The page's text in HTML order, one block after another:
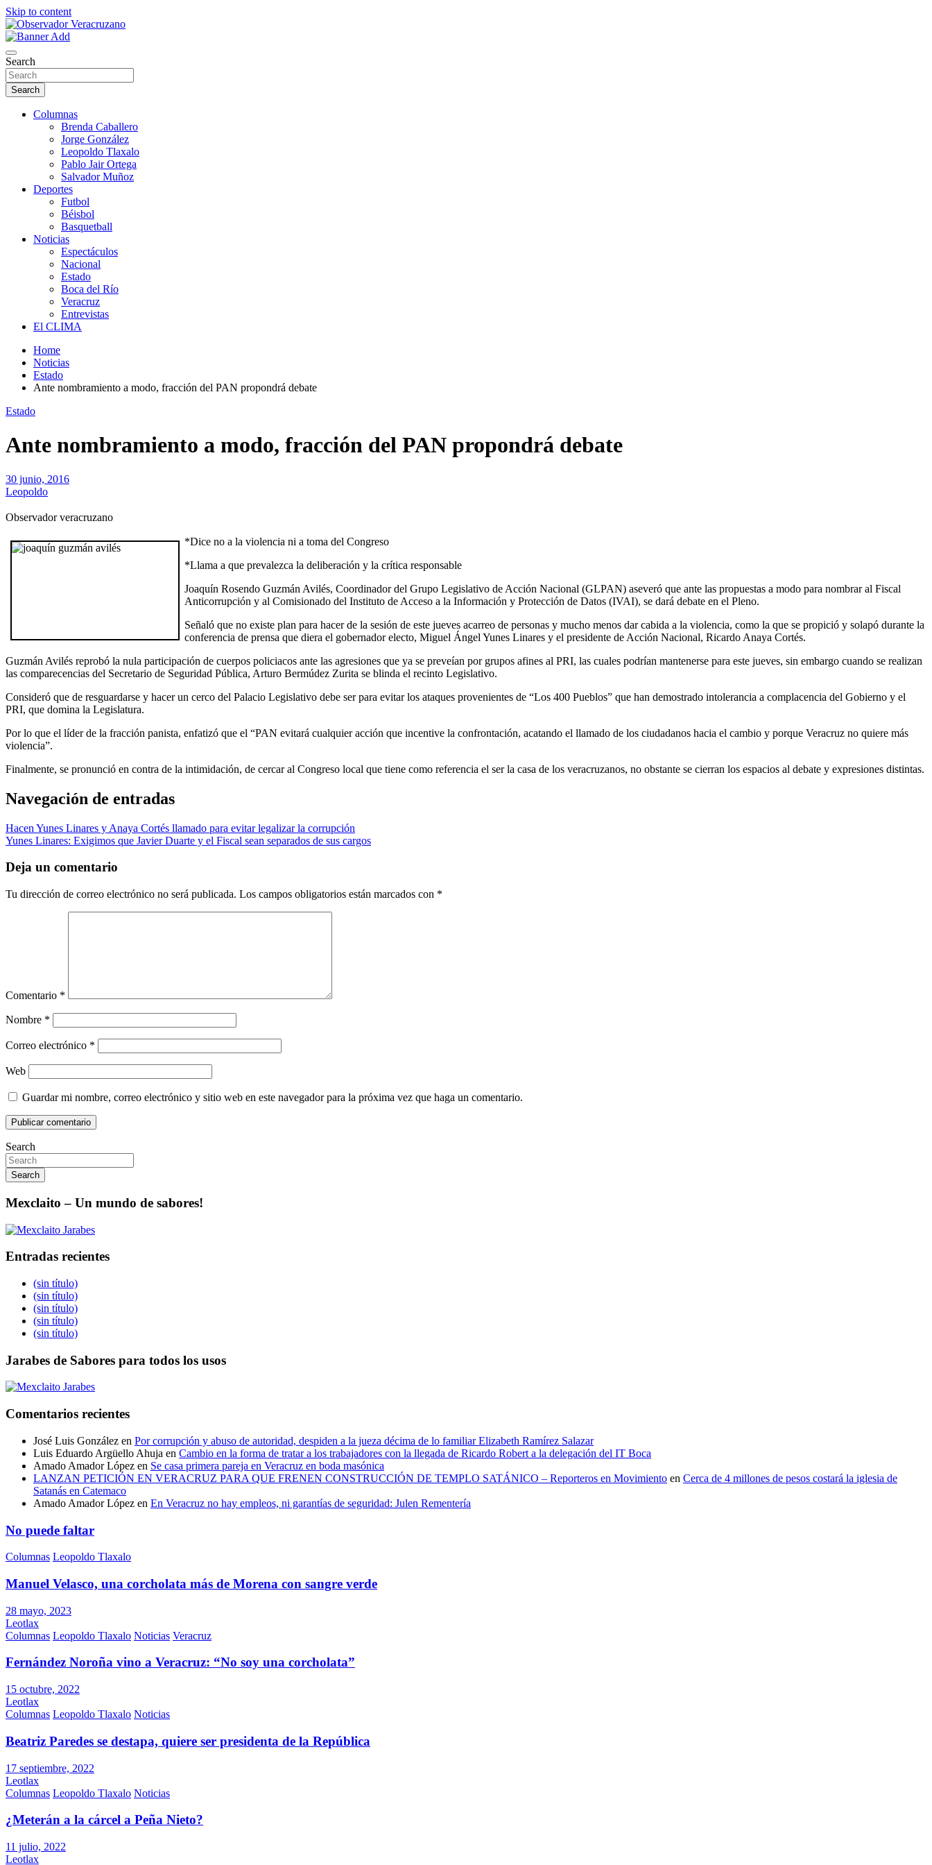
Skip to content
Observador Veracruzano
Search
Search
Columnas
Brenda Caballero
Jorge González
Leopoldo Tlaxalo
Pablo Jair Ortega
Salvador Muñoz
Deportes
Futbol
Béisbol
Basquetball
Noticias
Espectáculos
Nacional
Estado
Boca del Río
Veracruz
Entrevistas
El CLIMA
Home
Noticias
Estado
Ante nombramiento a modo, fracción del PAN propondrá debate
Estado
Ante nombramiento a modo, fracción del PAN propondrá debate
30 junio, 2016
Leopoldo
Observador veracruzano
*Dice no a la violencia ni a toma del Congreso
*Llama a que prevalezca la deliberación y la crítica responsable
Joaquín Rosendo Guzmán Avilés, Coordinador del Grupo Legislativo de Acción Nacional (GLPAN) aseveró que ante las propuestas a modo para nombrar al Fiscal
Anticorrupción y al Comisionado del Instituto de Acceso a la Información y Protección de Datos (IVAI), se dará debate en el Pleno.
Señaló que no existe plan para hacer de la sesión de este jueves acarreo de personas y mucho menos dar cabida a la violencia, como la que se propició y solapó durante la
conferencia de prensa que diera el gobernador electo, Miguel Ángel Yunes Linares y el presidente de Acción Nacional, Ricardo Anaya Cortés.
Guzmán Avilés reprobó la nula participación de cuerpos policiacos ante las agresiones que ya se preveían por grupos afines al PRI, las cuales podrían mantenerse para este jueves, sin embargo cuando se realizan
las comparecencias del Secretario de Seguridad Pública, Arturo Bermúdez Zurita se blinda el recinto Legislativo.
Consideró que de resguardarse y hacer un cerco del Palacio Legislativo debe ser para evitar los ataques provenientes de “Los 400 Pueblos” que han demostrado intolerancia a complacencia del Gobierno y el
PRI, que domina la Legislatura.
Por lo que el líder de la fracción panista, enfatizó que el “PAN evitará cualquier acción que incentive la confrontación, acatando el llamado de los ciudadanos hacia el cambio y porque Veracruz no quiere más
violencia”.
Finalmente, se pronunció en contra de la intimidación, de cercar al Congreso local que tiene como referencia el ser la casa de los veracruzanos, no obstante se cierran los espacios al debate y expresiones distintas.
Navegación de entradas
Hacen Yunes Linares y Anaya Cortés llamado para evitar legalizar la corrupción
Yunes Linares: Exigimos que Javier Duarte y el Fiscal sean separados de sus cargos
Deja un comentario
Tu dirección de correo electrónico no será publicada. Los campos obligatorios están marcados con *
Comentario *
Nombre *
Correo electrónico *
Web
Guardar mi nombre, correo electrónico y sitio web en este navegador para la próxima vez que haga un comentario.
Search
Search
Mexclaito – Un mundo de sabores!
Entradas recientes
(sin título)
(sin título)
(sin título)
(sin título)
(sin título)
Jarabes de Sabores para todos los usos
Comentarios recientes
José Luis González en Por corrupción y abuso de autoridad, despiden a la jueza décima de lo familiar Elizabeth Ramírez Salazar
Luis Eduardo Argüello Ahuja en Cambio en la forma de tratar a los trabajadores con la llegada de Ricardo Robert a la delegación del IT Boca
Amado Amador López en Se casa primera pareja en Veracruz en boda masónica
LANZAN PETICIÓN EN VERACRUZ PARA QUE FRENEN CONSTRUCCIÓN DE TEMPLO SATÁNICO – Reporteros en Movimiento en Cerca de 4 millones de pesos costará la iglesia de
Satanás en Catemaco
Amado Amador López en En Veracruz no hay empleos, ni garantías de seguridad: Julen Rementería
No puede faltar
Columnas Leopoldo Tlaxalo
Manuel Velasco, una corcholata más de Morena con sangre verde
28 mayo, 2023
Leotlax
Columnas Leopoldo Tlaxalo Noticias Veracruz
Fernández Noroña vino a Veracruz: “No soy una corcholata”
15 octubre, 2022
Leotlax
Columnas Leopoldo Tlaxalo Noticias
Beatriz Paredes se destapa, quiere ser presidenta de la República
17 septiembre, 2022
Leotlax
Columnas Leopoldo Tlaxalo Noticias
¿Meterán a la cárcel a Peña Nieto?
11 julio, 2022
Leotlax